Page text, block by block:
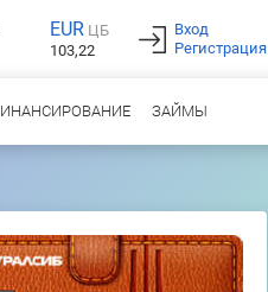
EUR ЦБ
103,22
Вход
Регистрация
ЗАЙМЫ